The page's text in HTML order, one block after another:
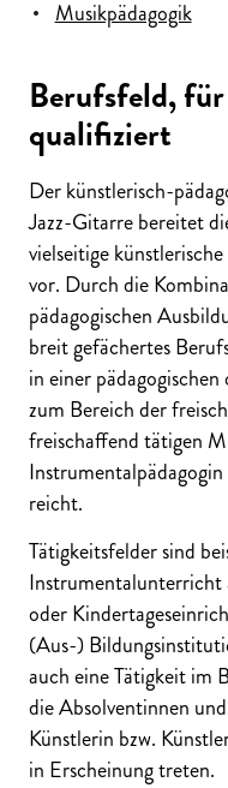
Musikpädagogik
Berufsfeld,
qualifiziert
Der künstlerisch-
Jazz-Gitarre bereitet
vielseitige
vor. Durch die
pädagogischen
breit gefächertes
in einer
zum Bereich der
freischaffend tätigen
reicht.
Tätigkeitsfelder sind
Instrumentalunterricht
oder
(Aus-)
auch eine Tätigkeit im
die Absolventinnen
Künstlerin bzw.
in Erscheinung treten.